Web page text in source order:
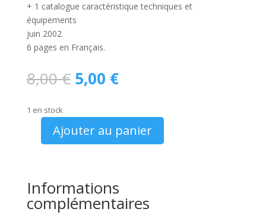
+ 1 catalogue caractéristique techniques et
équipements
juin 2002
6 pages en Français.
8,00€ Le
prix
était :
8,00 €.
5,00 €Le
prix
est :
5,00 €.
1 en stock
quantité
C8
2002
Ajouter au panier
Informations
complémentaires